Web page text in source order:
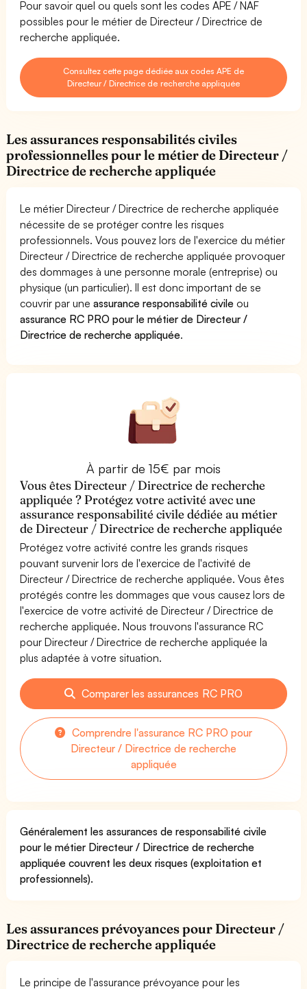
Pour savoir quel ou quels sont les codes APE / NAF
possibles pour le métier de Directeur / Directrice de
recherche appliquée.
Consultez cette page dédiée aux codes APE de
Directeur / Directrice de recherche appliquée
Les assurances responsabilités civiles
professionnelles pour le métier de Directeur /
Directrice de recherche appliquée
Le métier Directeur / Directrice de recherche appliquée
nécessite de se protéger contre les risques
professionnels. Vous pouvez lors de l'exercice du métier
Directeur / Directrice de recherche appliquée provoquer
des dommages à une personne morale (entreprise) ou
physique (un particulier). Il est donc important de se
couvrir par uneassurance responsabilité civile ou
assurance RC PRO pour le métier de Directeur /
Directrice de recherche appliquée.
À partir de 15€ par mois
Vous êtes Directeur / Directrice de recherche
appliquée ? Protégez votre activité avec une
assurance responsabilité civile dédiée au métier
de Directeur / Directrice de recherche appliquée
Protégez votre activité contre les grands risques
pouvant survenir lors de l'exercice de l'activité de
Directeur / Directrice de recherche appliquée. Vous êtes
protégés contre les dommages que vous causez lors de
l'exercice de votre activité de Directeur / Directrice de
recherche appliquée. Nous trouvons l'assurance RC
pour Directeur / Directrice de recherche appliquée la
plus adaptée à votre situation.
Comparer les assurances RC PRO
Comprendre l'assurance RC PRO pour
Directeur / Directrice de recherche
appliquée
Généralement les assurances de responsabilité civile
pour le métier Directeur / Directrice de recherche
appliquée couvrent les deux risques (exploitation et
professionnels).
Les assurances prévoyances pour Directeur /
Directrice de recherche appliquée
Le principe de l'assurance prévoyance pour les